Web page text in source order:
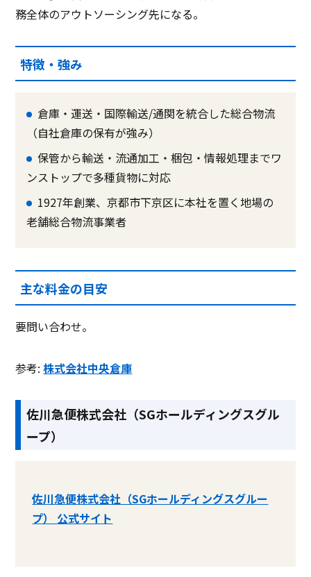
務全体のアウトソーシング先になる。
特徴・強み
倉庫・運送・国際輸送/通関を統合した総合物流
（自社倉庫の保有が強み）
保管から輸送・流通加工・梱包・情報処理までワ
ンストップで多種貨物に対応
1927年創業、京都市下京区に本社を置く地場の
老舗総合物流事業者
主な料金の目安
要問い合わせ。
参考:株式会社中央倉庫
佐川急便株式会社（SGホールディングスグル
ープ）
佐川急便株式会社（SGホールディングスグルー
プ） 公式サイト